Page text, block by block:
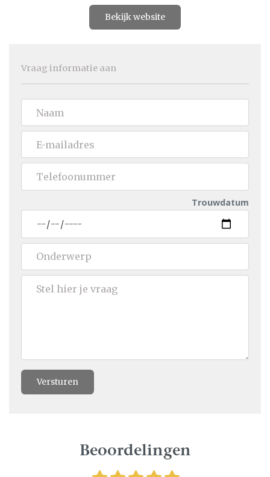
Bekijk website
Vraag informatie aan
Trouwdatum
Versturen
Beoordelingen